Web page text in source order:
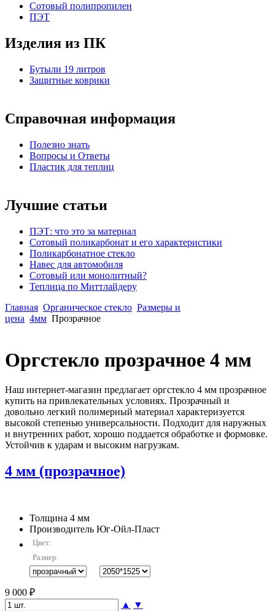
Cотовый полипропилен
ПЭТ
Изделия из ПК
Бутыли 19 литров
Защитные коврики
Справочная информация
Полезно знать
Вопросы и Ответы
Пластик для теплиц
Лучшие статьи
ПЭТ: что это за материал
Сотовый поликарбонат и его характеристики
Поликарбонатное стекло
Навес для автомобиля
Сотовый или монолитный?
Теплица по Миттлайдеру
Главная Органическое стекло Размеры и
цена 4мм Прозрачное
Оргстекло прозрачное 4 мм
Наш интернет-магазин предлагает оргстекло 4 мм прозрачное
купить на привлекательных условиях. Прозрачный и
довольно легкий полимерный материал характеризуется
высокой степенью универсальности. Подходит для наружных
и внутренних работ, хорошо поддается обработке и формовке.
Устойчив к ударам и высоким нагрузкам.
4 мм (прозрачное)
Толщина 4 мм
Производитель Юг-Ойл-Пласт
Цвет:
Размер:
9 000 ₽
▲
▼